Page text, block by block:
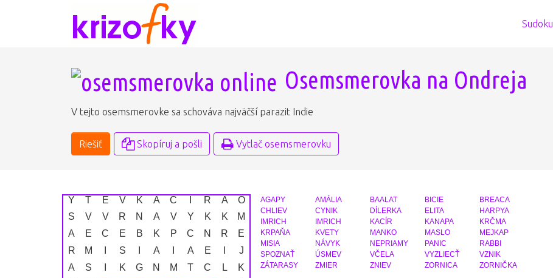
Sudoku
Osemsmerovka na Ondreja
V tejto osemsmerovke sa schováva najväčší parazit Indie
Riešiť Skopíruj a pošli Vytlač osemsmerovku
Y T E V K A C R A
O
S
V V R N Á V Y K K
M
A
E Č E B K P Č N R
E
R
M S A A E
J
A
S K G N M T C L
K
AGAPY AMÁLIA BAALAT BICIE
BREACA
CHLIEV
CYNIK DÍLERKA ELITA
HARPYA
IMRICH
IMRICH KACÍR KANAPA
KRČMA
KRPAŇA
KVETY MANKO MASLO
MEJKAP
MISIA
NÁVYK NEPRIAMY PANIC
RABBI
SPOZNAŤ
ÚSMEV VČELA VYZLIECŤ
VZNIK
ZÁTARASY
ZMIER ZNIEV ZORNICA ZORNIČKA